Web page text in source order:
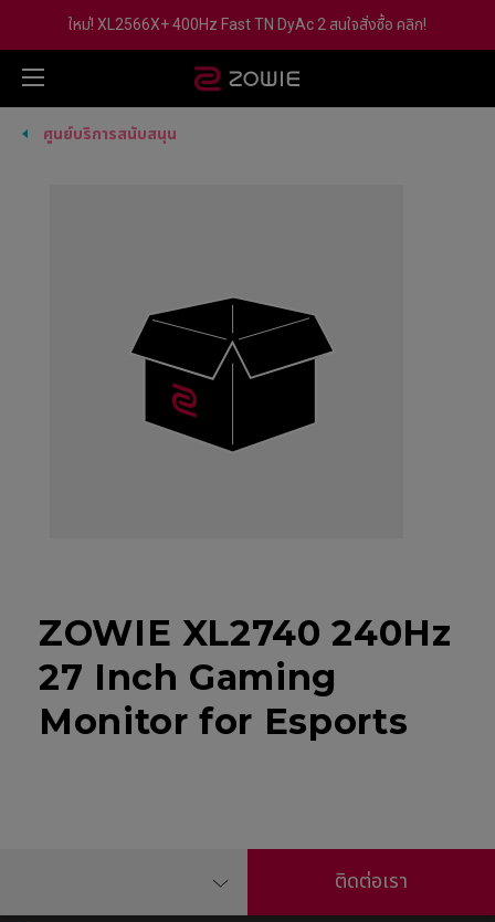
ใหม่! XL2566X+ 400Hz Fast TN DyAc 2 สนใจสั่งซื้อ คลิก!
ศูนย์บริการสนับสนุน
ZOWIE XL2740 240Hz
27 Inch Gaming
Monitor for Esports
ติดต่อเรา